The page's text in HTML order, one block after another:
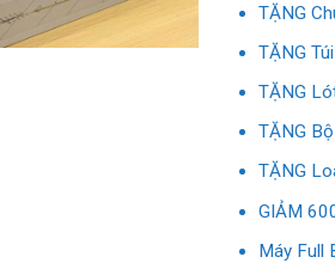
TẶNG
TẶNG
TẶNG
TẶNG
TẶNG
GIẢM
Máy Full